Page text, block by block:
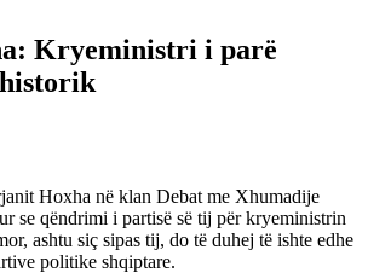
Kryeministri i parë
Hoxha në klan Debat me Xhumadije
se qëndrimi i partisë së tij për kryeministrin
ashtu siç sipas tij, do të duhej të ishte edhe
politike shqiptare.